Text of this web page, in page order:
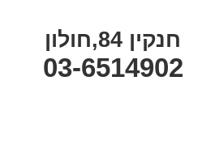
חנקין 84,חולון
03-6514902